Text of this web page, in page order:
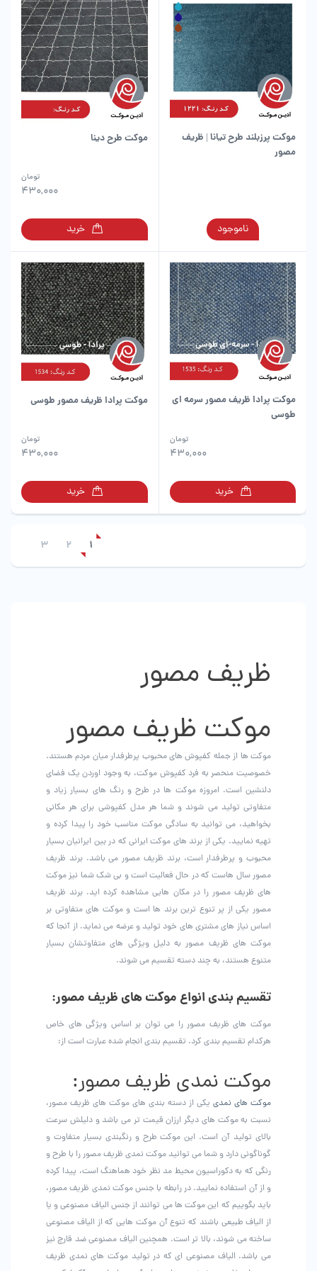
گزینه
ها
ممکن
است
در
صفحه
محصول
انتخاب
شوند
انواع
مختلفی
می
باشد.
گزینه
ها
ممکن
است
صفحه
موکت پرزبلند طرح تیانا | ظریف
مصور
ناموجود
دارای
انواع
مختلفی
می
باشد.
گزینه
ها
ممکن
است
صفحه
محصول
موکت طرح دینا
430,000
تومان
خرید
موکت پرادا ظریف مصور سرمه ای
طوسی
430,000
تومان
خرید
موکت پرادا ظریف مصور طوسی
430,000
تومان
خرید
1
2
3
ظریف مصور
موکت ظریف مصور
موکت ها از جمله کفپوش های محبوب پرطرفدار میان مردم هستند.
خصوصیت منحصر به فرد کفپوش موکت، به وجود اوردن یک فضای
دلنشین است‌. امروزه موکت ها در طرح و رنگ های بسیار زیاد و
متفاوتی تولید می شوند و شما هر مدل کفپوشی برای هر مکانی
بخواهید، می توانید به سادگی موکت مناسب خود را پیدا کرده و
تهیه نمایید. یکی از برند های موکت ایرانی که در بین ایرانیان بسیار
محبوب و پرطرفدار است، برند ظریف مصور می باشد. برند ظریف
مصور سال هاست که در حال فعالیت است و بی شک شما نیز موکت
های ظریف مصور را در مکان هایی مشاهده کرده اید. برند ظریف
مصور یکی از پر تنوع ترین برند ها است و موکت های متفاوتی بر
اساس نیاز های مشتری های خود تولید و عرضه می نماید. از آنجا که
موکت های ظریف مصور به دلیل ویژگی های متفاوتشان بسیار
متنوع هستند، به چند دسته تقسیم می شوند.
تقسیم بندی انواع موکت های ظریف مصور:
موکت های ظریف مصور را می توان بر اساس ویژگی های خاص
هرکدام تقسیم بندی کرد. تقسیم بندی انجام شده عبارت است از:
موکت نمدی ظریف مصور:
موکت های نمدی یکی از دسته بندی های موکت های ظریف مصور،
نسبت به موکت های دیگر ارزان قیمت تر می باشد و دلیلش سرعت
بالای تولید آن است. این موکت طرح و رنگبندی بسیار متفاوت و
گوناگونی دارد و شما می توانید موکت نمدی ظریف مصور را با طرح و
رنگی که به دکوراسیون محیط مد نظر خود هماهنگ است، پیدا کرده
و از آن استفاده نمایید. در رابطه با جنس موکت نمدی ظریف مصور،
باید بگوییم که این موکت ها می توانند از جنس الیاف مصنوعی و یا
از الیاف طبیعی باشند که تنوع آن موکت هایی که از الیاف مصنوعی
ساخته می شوند، بالا تر است. همچنین الیاف مصنوعی ضد قارچ نیز
می باشد. الیاف مصنوعی ای که در تولید موکت های نمدی ظریف